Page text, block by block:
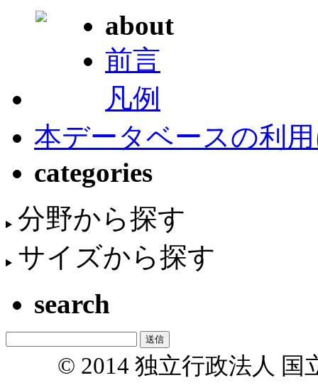
about
前言
凡例
本データベースの利
categories
分野から探す
サイズから探す
search
© 2014 独立行政法人 国